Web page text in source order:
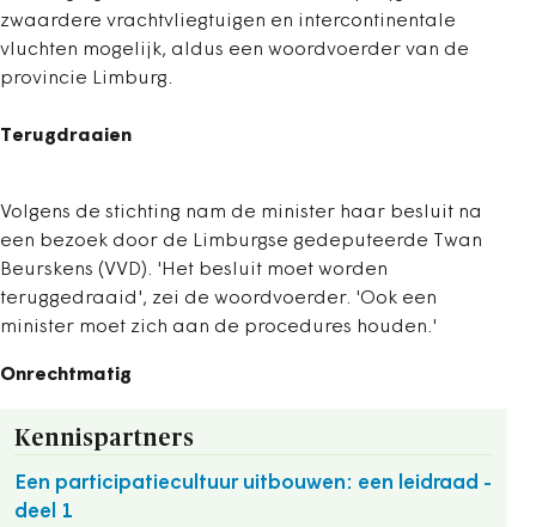
zwaardere vrachtvliegtuigen en intercontinentale
vluchten mogelijk, aldus een woordvoerder van de
provincie Limburg.
Terugdraaien
Volgens de stichting nam de minister haar besluit na
een bezoek door de Limburgse gedeputeerde Twan
Beurskens (VVD). 'Het besluit moet worden
teruggedraaid', zei de woordvoerder. 'Ook een
minister moet zich aan de procedures houden.'
Onrechtmatig
Kennispartners
Een participatiecultuur uitbouwen: een leidraad -
deel 1